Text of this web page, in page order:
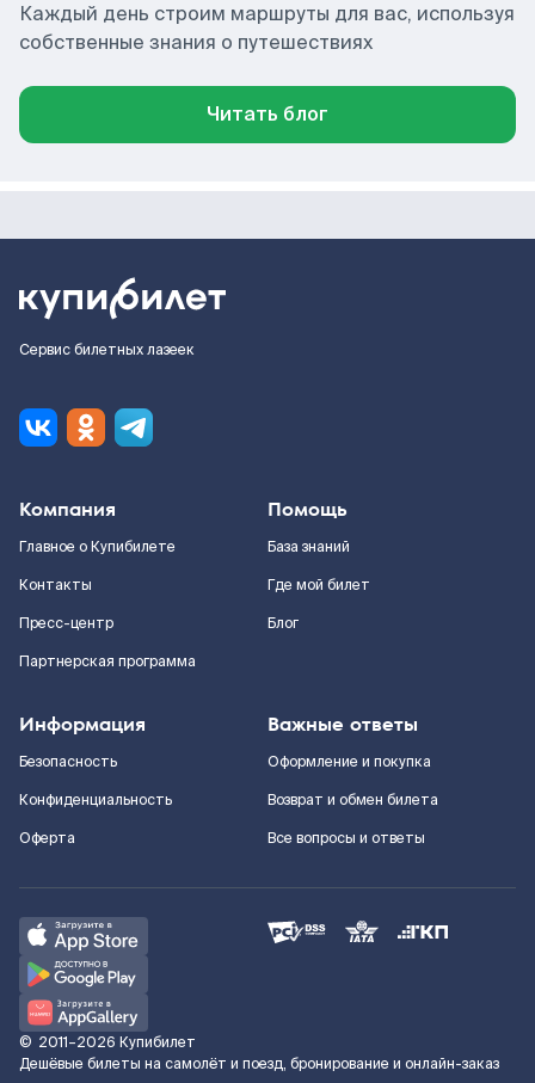
Каждый день строим маршруты для вас, используя
собственные знания о путешествиях
Читать блог
Сервис билетных лазеек
Компания
Главное о Купибилете
Контакты
Пресс-центр
Партнерская программа
Помощь
База знаний
Где мой билет
Блог
Информация
Безопасность
Конфиденциальность
Оферта
Важные ответы
Оформление и покупка
Возврат и обмен билета
Все вопросы и ответы
© 2011–2026 Купибилет
Дешёвые билеты на самолёт и поезд, бронирование и онлайн-заказ